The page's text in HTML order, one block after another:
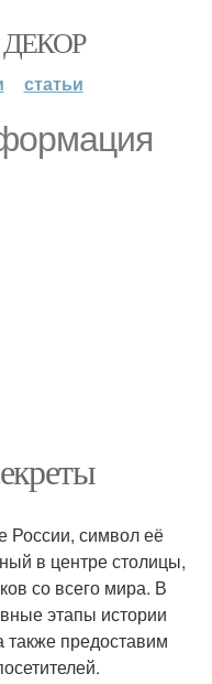
статьи
России, символ её
в центре столицы,
со всего мира. В
этапы истории
также предоставим